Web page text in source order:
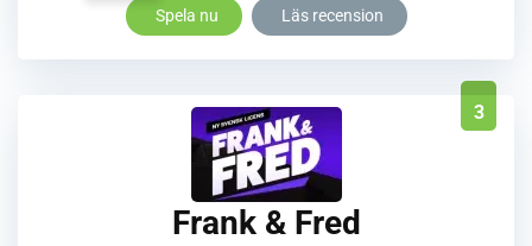
Spela nu Läs recension
3
Frank & Fred